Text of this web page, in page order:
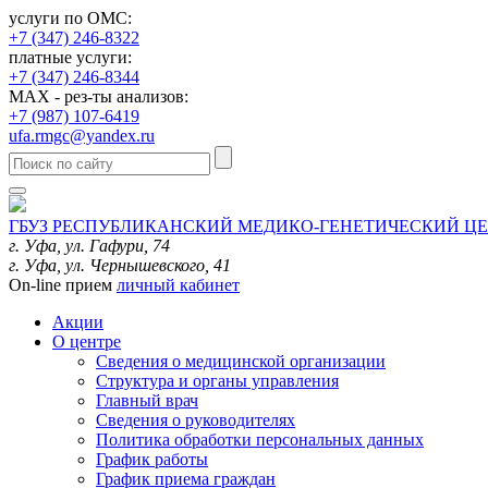
услуги по ОМС:
+7 (347) 246-8322
платные услуги:
+7 (347) 246-8344
MAX - рез-ты анализов:
+7 (987) 107-6419
ufa.rmgc@yandex.ru
ГБУЗ РЕСПУБЛИКАНСКИЙ МЕДИКО-ГЕНЕТИЧЕСКИЙ
г. Уфа, ул. Гафури, 74
г. Уфа, ул. Чернышевского, 41
On-line прием личный кабинет
Акции
О центре
Сведения о медицинской организации
Структура и органы управления
Главный врач
Сведения о руководителях
Политика обработки персональных данных
График работы
График приема граждан